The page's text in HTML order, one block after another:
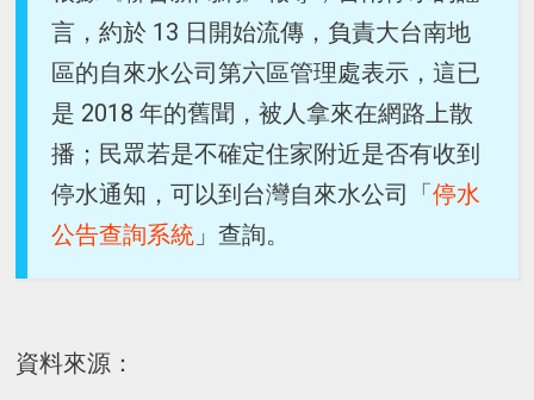
言，約於 13 日開始流傳，負責大台南地
區的自來水公司第六區管理處表示，這已
是 2018 年的舊聞，被人拿來在網路上散
播；民眾若是不確定住家附近是否有收到
停水通知，可以到台灣自來水公司「停水
公告查詢系統 」查詢。
資料來源：